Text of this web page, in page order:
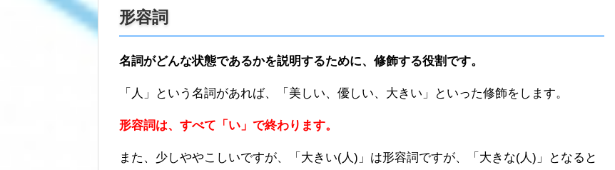
形容詞
名詞がどんな状態であるかを説明するために、修飾する役割です。
「人」という名詞があれば、「美しい、優しい、大きい」といった修飾をします。
形容詞は、すべて「い」で終わります。
また、少しややこしいですが、「大きい(人)」は形容詞ですが、「大きな(人)」となると